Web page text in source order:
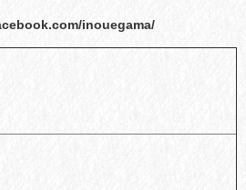
inouegama/